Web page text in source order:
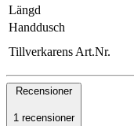
Längd
Handdusch
Tillverkarens Art.Nr.
Recensioner
1 recensioner